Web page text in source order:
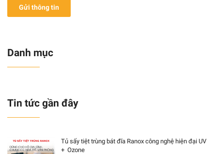
Gửi thông tin
Danh mục
Tin tức gần đây
Tủ sấy tiệt trùng bát đĩa Ranox công nghệ hiện đại UV
+ Ozone